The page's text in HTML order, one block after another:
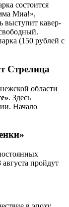
состоится
Миа!»,
выступит кавер-
(150 рублей с
Стрелица
области
. Здесь
Начало
пройдут